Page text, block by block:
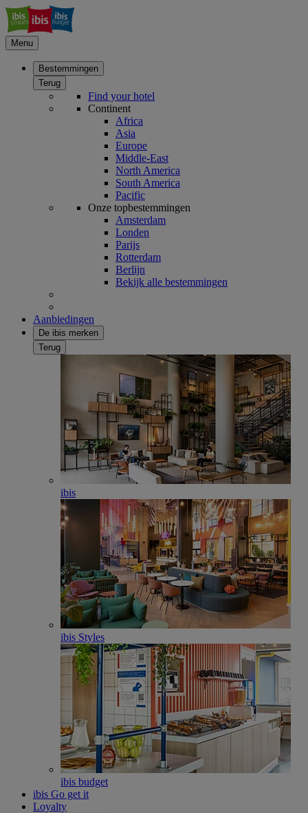
Menu
Bestemmingen
Terug
Find your hotel
Continent
Africa
Asia
Europe
Middle-East
North America
South America
Pacific
Onze topbestemmingen
Amsterdam
Londen
Parijs
Rotterdam
Berlijn
Bekijk alle bestemmingen
Aanbiedingen
De ibis merken
Terug
ibis
ibis Styles
ibis budget
ibis Go get it
Loyalty